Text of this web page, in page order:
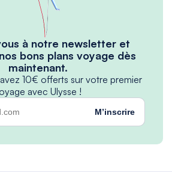
à notre newsletter et
bons plans voyage dès
maintenant.
10€ offerts sur votre premier
avec Ulysse !
M’inscrire